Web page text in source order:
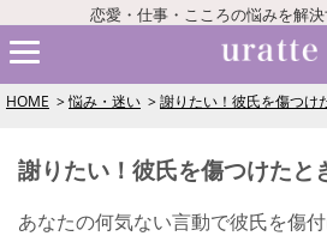
恋愛・仕事・こころの悩みを解
HOME 悩み・迷い 謝りたい！彼氏を傷つけ
謝りたい！彼氏を傷つけたと
あなたの何気ない言動で彼氏を傷